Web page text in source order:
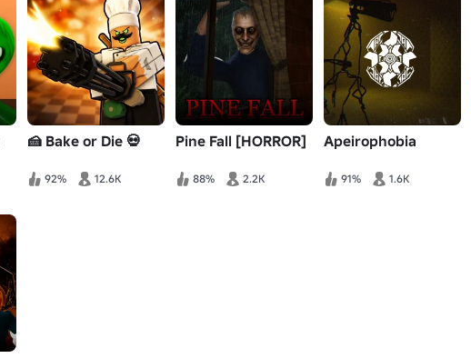
🍰 Bake or Die 💀
92% 12.6K
Pine Fall [HORROR]
88% 2.2K
Apeirophobia
91% 1.6K